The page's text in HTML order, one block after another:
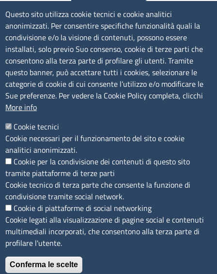
TRASPARENZA
Albo Online
Amministrazione trasparente
Bandi e concorsi
Segnalazioni Whistleblowing
Accessibilità
IBAN e pagamenti informatici
Informative privacy e cookie
Verifiche PA
Attuazione misure PNRR
Modulistica
SEGUICI SU
Questo sito utilizza cookie tecnici e cookie analitici
anonimizzati. Per consentire specifiche funzionalità quali la
condivisione e/o la visione di contenuti, possono essere
installati, solo previo Suo consenso, cookie di terze parti che
consentono alla terza parte di profilare gli utenti. Tramite
questo banner, può accettare tutti i cookies, selezionare le
categorie di cookie di cui consente l’utilizzo e/o modificare le
Sue preferenze. Per vedere la Cookie Policy completa, clicchi
More info
Cookie tecnici
Cookie necessari per il funzionamento del sito e cookie
analitici anonimizzati.
Cookie per la condivisione dei contenuti di questo sito
tramite piattaforme di terze parti
Cookie tecnico di terza parte che consente la funzione di
condivisione tramite social network.
Cookie di piattaforme di social networking
Cookie legati alla visualizzazione di pagine social e contenuti
multimediali incorporati, che consentono alla terza parte di
profilare l'utente.
Conferma le scelte